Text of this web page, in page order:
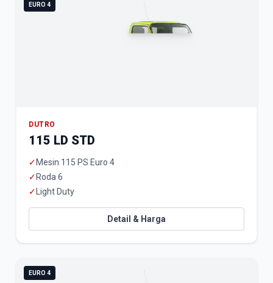
EURO 4
DUTRO
115 LD STD
✓ Mesin 115 PS Euro 4
✓ Roda 6
✓ Light Duty
Detail & Harga
EURO 4